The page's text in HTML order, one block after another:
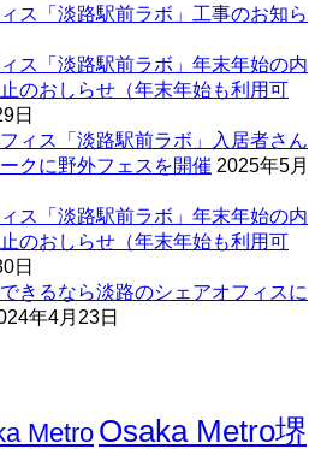
ス「淡路駅前ラボ」工事のお知ら
ス「淡路駅前ラボ」年末年始の内
のおしらせ（年末年始も利用可
日
ィス「淡路駅前ラボ」入居者さん
クに野外フェスを開催 2025年5月
ス「淡路駅前ラボ」年末年始の内
のおしらせ（年末年始も利用可
日
きるなら淡路のシェアオフィスに
年4月23日
Metro Osaka Metro堺